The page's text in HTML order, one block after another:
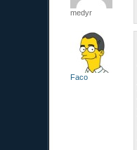
medyr
Faco